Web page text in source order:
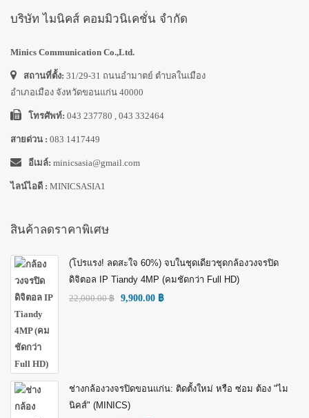
บริษัท ไมนิคส์ คอมมิวนิเคชั่น จำกัด
Minics Communication Co.,Ltd.
สถานที่ตั้ง: 31/29-31 ถนนอำมาตย์ ตำบลในเมือง
อำเภอเมือง จังหวัดขอนแก่น 40000
โทรศัพท์: 043 237780 , 043 332464
สายด่วน : 083 1417449
อีเมล์: minicsasia@gmail.com
ไลน์ไอดี : MINICSASIA1
สินค้าลดราคาพิเศษ
(โปรแรง! ลดสะใจ 60%) จบในชุดเดียวชุดกล้องวงจรปิด
ดิจิตอล IP Tiandy 4MP (คมชัดกว่า Full HD)
22,000.00฿ 9,900.00 ฿
ช่างกล้องวงจรปิดขอนแก่น: ติดตั้งใหม่ หรือ ซ่อม ต้อง "ไม
นิคส์" (MINICS)